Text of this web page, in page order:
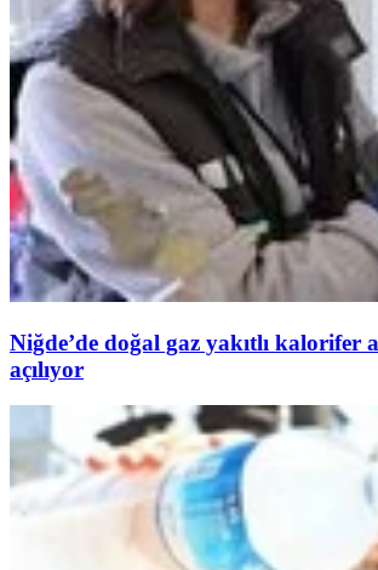
Niğde’de doğal gaz yakıtlı kalorifer
açılıyor